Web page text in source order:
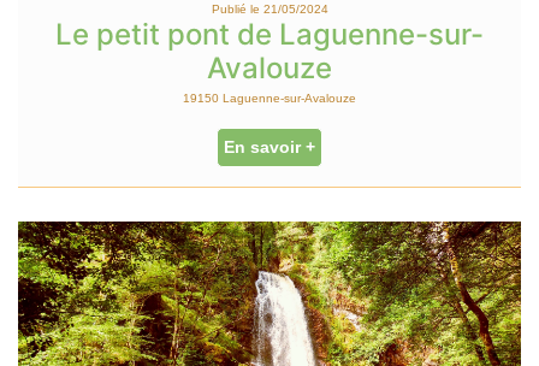
Publié le 21/05/2024
Le petit pont de Laguenne-sur-
Avalouze
19150 Laguenne-sur-Avalouze
En savoir +